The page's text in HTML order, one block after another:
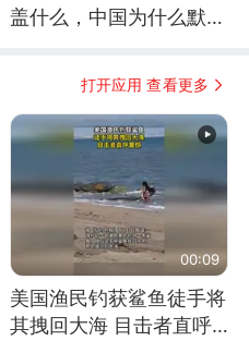
盖什么，中国为什么默
打开应用 查看更多
00:09
美国渔民钓获鲨鱼徒手将
其拽回大海 目击者直呼